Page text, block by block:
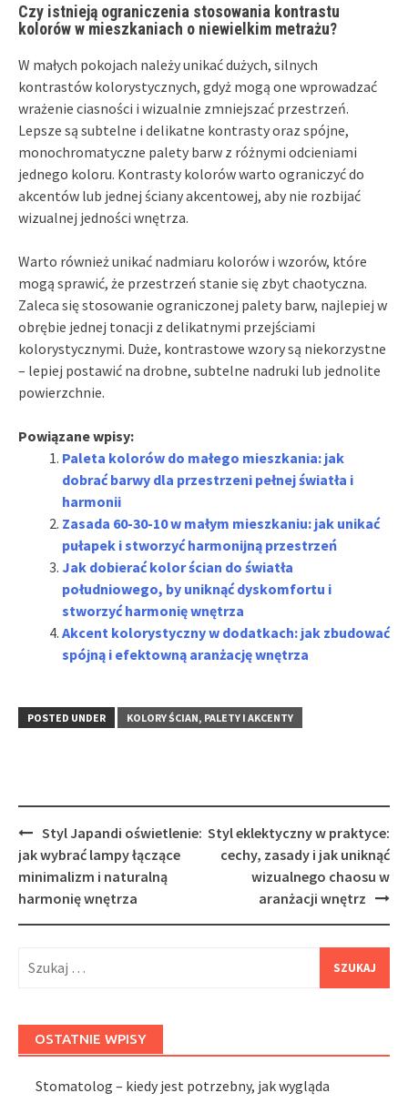
Czy istnieją ograniczenia stosowania kontrastu
kolorów w mieszkaniach o niewielkim metrażu?
W małych pokojach należy unikać dużych, silnych
kontrastów kolorystycznych, gdyż mogą one wprowadzać
wrażenie ciasności i wizualnie zmniejszać przestrzeń.
Lepsze są subtelne i delikatne kontrasty oraz spójne,
monochromatyczne palety barw z różnymi odcieniami
jednego koloru. Kontrasty kolorów warto ograniczyć do
akcentów lub jednej ściany akcentowej, aby nie rozbijać
wizualnej jedności wnętrza.
Warto również unikać nadmiaru kolorów i wzorów, które
mogą sprawić, że przestrzeń stanie się zbyt chaotyczna.
Zaleca się stosowanie ograniczonej palety barw, najlepiej w
obrębie jednej tonacji z delikatnymi przejściami
kolorystycznymi. Duże, kontrastowe wzory są niekorzystne
– lepiej postawić na drobne, subtelne nadruki lub jednolite
powierzchnie.
Powiązane wpisy:
Paleta kolorów do małego mieszkania: jak
dobrać barwy dla przestrzeni pełnej światła i
harmonii
Zasada 60-30-10 w małym mieszkaniu: jak unikać
pułapek i stworzyć harmonijną przestrzeń
Jak dobierać kolor ścian do światła
południowego, by uniknąć dyskomfortu i
stworzyć harmonię wnętrza
Akcent kolorystyczny w dodatkach: jak zbudować
spójną i efektowną aranżację wnętrza
POSTED UNDER KOLORY ŚCIAN, PALETY I AKCENTY
Post
navigation
Styl Japandi oświetlenie:
jak wybrać lampy łączące
minimalizm i naturalną
harmonię wnętrza
Styl eklektyczny w praktyce:
cechy, zasady i jak uniknąć
wizualnego chaosu w
aranżacji wnętrz
OSTATNIE WPISY
Stomatolog – kiedy jest potrzebny, jak wygląda